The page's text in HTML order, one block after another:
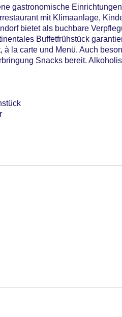
Gebühr
5
200
Indoor Pool, Outdoor Pool,
Express, Mastercard, Visa
gastronomische
mit Klimaanlage,
bietet als buchbare
Buffetfrühstück
à la carte und Menü. Auch
Snacks bereit.